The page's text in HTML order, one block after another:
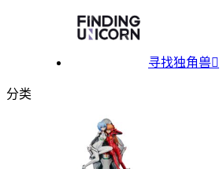
寻找独角兽
分类